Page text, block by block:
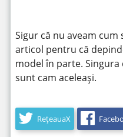
Sigur că nu aveam
articol pentru că
model în parte.
sunt cam aceleași.
RețeauaX